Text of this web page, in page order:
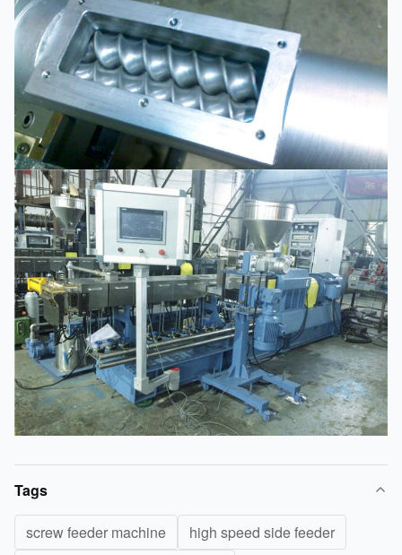
Tags
screw feeder machine
high speed side feeder